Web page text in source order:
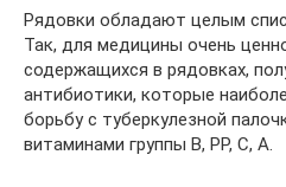
Рядовки обладают целым
Так, для медицины очень
содержащихся в рядовках,
антибиотики, которые
борьбу с туберкулезной
витаминами группы В, РР, С, А.